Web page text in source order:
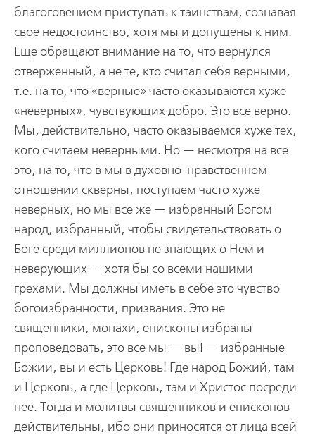
благоговением приступать к таинствам, сознавая
свое недостоинство, хотя мы и допущены к ним.
Еще обращают внимание на то, что вернулся
отверженный, а не те, кто считал себя верными,
т.е. на то, что «верные» часто оказываются хуже
«неверных», чувствующих добро. Это все верно.
Мы, действительно, часто оказываемся хуже тех,
кого считаем неверными. Но — несмотря на все
это, на то, что в мы в духовно-нравственном
отношении скверны, поступаем часто хуже
неверных, но мы все же — избранный Богом
народ, избранный, чтобы свидетельствовать о
Боге среди миллионов не знающих о Нем и
неверующих — хотя бы со всеми нашими
грехами. Мы должны иметь в себе это чувство
богоизбранности, призвания. Это не
священники, монахи, епископы избраны
проповедовать, это все мы — вы! — избранные
Божии, вы и есть Церковь! Где народ Божий, там
и Церковь, а где Церковь, там и Христос посреди
нее. Тогда и молитвы священников и епископов
действительны, ибо они приносятся от лица всей